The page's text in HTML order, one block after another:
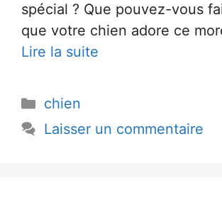
spécial ? Que pouvez-vous
que votre chien adore ce
Lire la suite
Catégories
chien
Laisser un commentaire